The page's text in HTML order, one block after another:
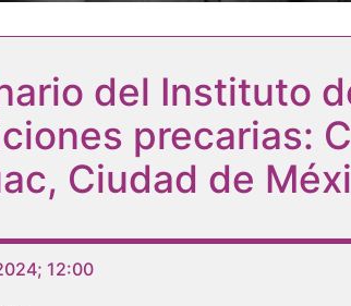
del Instituto
precarias:
Ciudad de
12:00